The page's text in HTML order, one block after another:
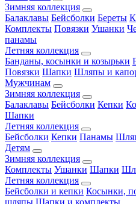
Зимняя коллекция
Балаклавы Бейсболки Береты
Комплекты Повязки Ушанки
панамы
Летняя коллекция
Банданы, косынки и козырьки
Повязки Шапки Шляпы и
Мужчинам
Зимняя коллекция
Балаклавы Бейсболки Кепки
Шапки
Летняя коллекция
Бейсболки Кепки Панамы
Детям
Зимняя коллекция
Комплекты Ушанки Шапки
Летняя коллекция
Бейсболки и кепки Косынки,
шляпы Шапки и комплекты